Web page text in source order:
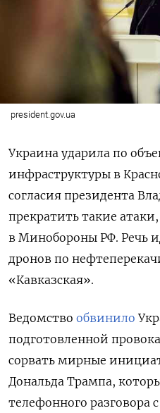
president.gov.ua
Украина ударила по
инфраструктуры в
согласия президента
прекратить такие
в Минобороны РФ. Речь
дронов по
«Кавказская».
Ведомство обвинило
подготовленной
сорвать мирные
Дональда Трампа,
телефонного разговора